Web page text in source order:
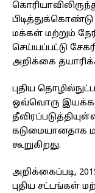
மக்கள் மற்றும்
செய்யப்பட்டு
அறிக்கை
புதிய
ஒவ்வொரு
கடுமையானதாக
கூறுகிறது.
அறிக்கைப்படி,
புதிய சட்டங்கள்